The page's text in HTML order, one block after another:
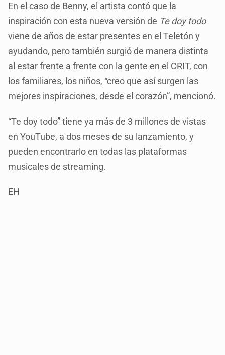
En el caso de Benny, el artista contó que la
inspiración con esta nueva versión de Te doy todo
viene de años de estar presentes en el Teletón y
ayudando, pero también surgió de manera distinta
al estar frente a frente con la gente en el CRIT, con
los familiares, los niños, “creo que así surgen las
mejores inspiraciones, desde el corazón”, mencionó.
“Te doy todo” tiene ya más de 3 millones de vistas
en YouTube, a dos meses de su lanzamiento, y
pueden encontrarlo en todas las plataformas
musicales de streaming.
EH